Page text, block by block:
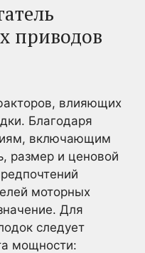
приводов
влияющих
Благодаря
включающим
размер и ценовой
моторных
Для
следует
мощности: